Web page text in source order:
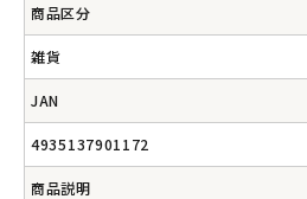
商品区分
雑貨
JAN
4935137901172
商品説明